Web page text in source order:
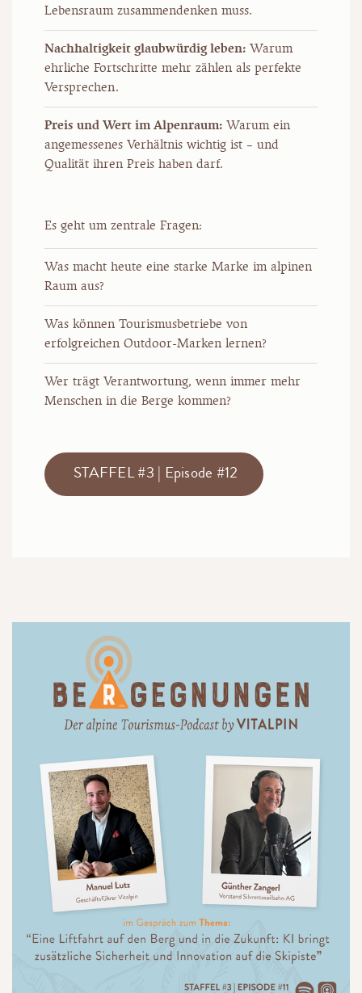
Lebensraum zusammendenken muss.
Nachhaltigkeit glaubwürdig leben: Warum
ehrliche Fortschritte mehr zählen als perfekte
Versprechen.
Preis und Wert im Alpenraum: Warum ein
angemessenes Verhältnis wichtig ist – und
Qualität ihren Preis haben darf.
Es geht um zentrale Fragen:
Was macht heute eine starke Marke im alpinen
Raum aus?
Was können Tourismusbetriebe von
erfolgreichen Outdoor-Marken lernen?
Wer trägt Verantwortung, wenn immer mehr
Menschen in die Berge kommen?
STAFFEL #3 | Episode #12